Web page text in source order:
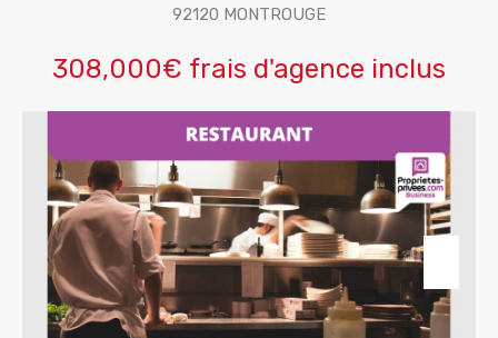
92120 MONTROUGE
308,000€ frais d'agence inclus